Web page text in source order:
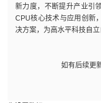
新力度，不断提升产业引
CPU核心技术与应用创新
决方案，为高水平科技自立
如有后续更